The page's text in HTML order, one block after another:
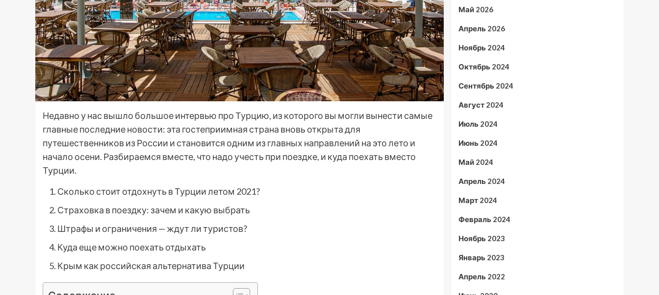
Недавно у нас вышло большое интервью про Турцию, из которого вы могли вынести самые
главные последние новости: эта гостеприимная страна вновь открыта для
путешественников из России и становится одним из главных направлений на это лето и
начало осени. Разбираемся вместе, что надо учесть при поездке, и куда поехать вместо
Турции.
Сколько стоит отдохнуть в Турции летом 2021?
Страховка в поездку: зачем и какую выбрать
Штрафы и ограничения — ждут ли туристов?
Куда еще можно поехать отдыхать
Крым как российская альтернатива Турции
Май 2026
Апрель 2026
Ноябрь 2024
Октябрь 2024
Сентябрь 2024
Август 2024
Июль 2024
Июнь 2024
Май 2024
Апрель 2024
Март 2024
Февраль 2024
Ноябрь 2023
Январь 2023
Апрель 2022